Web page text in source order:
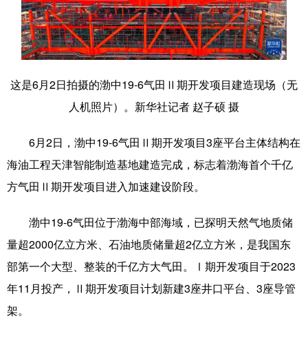
专栏
滨城 和平 河西 河北
河东 南开 红桥 东丽
北辰 武清
津南 静海 宁河 蓟州
这是6月2日拍摄的渤中19-6气田Ⅱ期开发项目建造现场（无
人机照片）。新华社记者 赵子硕 摄
6月2日，渤中19-6气田Ⅱ期开发项目3座平台主体结构在
海油工程天津智能制造基地建造完成，标志着渤海首个千亿
方气田Ⅱ期开发项目进入加速建设阶段。
渤中19-6气田位于渤海中部海域，已探明天然气地质储
量超2000亿立方米、石油地质储量超2亿立方米，是我国东
部第一个大型、整装的千亿方大气田。Ⅰ期开发项目于2023
年11月投产，Ⅱ期开发项目计划新建3座井口平台、3座导管
架。